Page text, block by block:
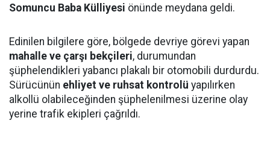
Somuncu Baba Külliyesi önünde meydana geldi.
Edinilen bilgilere göre, bölgede devriye görevi yapan
mahalle ve çarşı bekçileri, durumundan
şüphelendikleri yabancı plakalı bir otomobili durdurdu.
Sürücünün ehliyet ve ruhsat kontrolü yapılırken
alkollü olabileceğinden şüphelenilmesi üzerine olay
yerine trafik ekipleri çağrıldı.